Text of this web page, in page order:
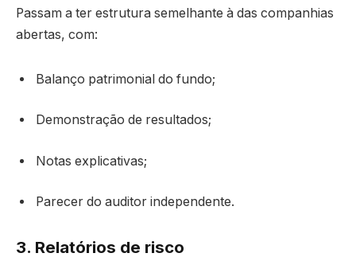
Passam a ter estrutura semelhante à das companhias
abertas, com:
Balanço patrimonial do fundo;
Demonstração de resultados;
Notas explicativas;
Parecer do auditor independente.
3. Relatórios de risco